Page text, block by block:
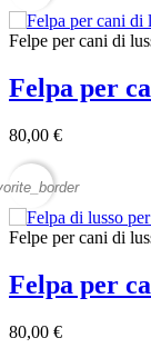
Felpe per cani di
Felpa per
80,00 €
Felpe per cani di
Felpa per
80,00 €